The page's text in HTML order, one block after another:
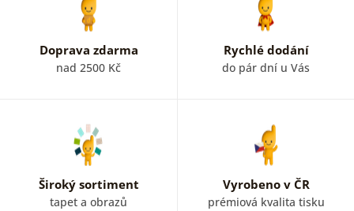
Doprava zdarma
nad 2500 Kč
Rychlé dodání
do pár dní u Vás
Široký sortiment
tapet a obrazů
Vyrobeno v ČR
prémiová kvalita tisku